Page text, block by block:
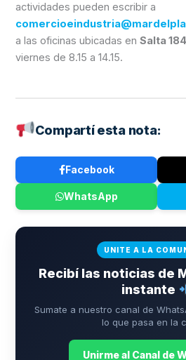
actividades pueden escribir a
a las oficinas ubicadas enSalta
viernes de 8.15 a 14.15.
Compartí esta nota:
Facebook
WhatsApp
UNITE A LA
Recibí las noticias de
instante
Sumate a nuestro canal de
lo que pasa en la
Unirme al Canal de